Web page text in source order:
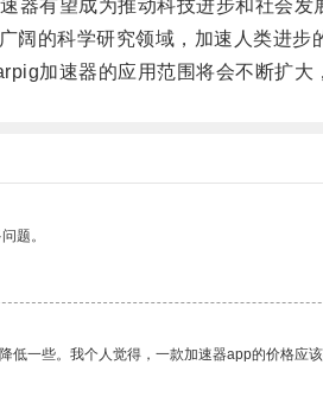
有望成为推动科技进步和社会发
的科学研究领域，加速人类进步
加速器的应用范围将会不断扩大
题。
低一些。我个人觉得，一款加速器app的价格应该